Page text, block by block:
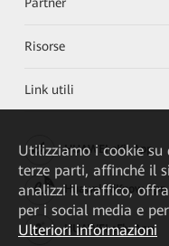
Risorse
Link utili
HUAWEI eKit App
Huawei HiKnow App
HUAWEI eFly App
Utilizziamo i cookie su
terze parti, affinché il
analizzi il traffico,
per i social media e
Ulteriori informazioni